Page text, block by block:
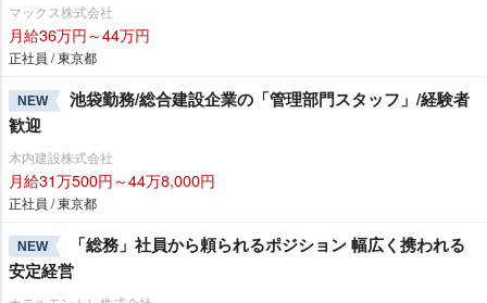
マックス株式会社
月給36万円～44万円
正社員 / 東京都
NEW
池袋勤務/総合建設企業の「管理部門スタッフ」/経験者
歓迎
木内建設株式会社
月給31万500円～44万8,000円
正社員 / 東京都
NEW
「総務」社員から頼られるポジション 幅広く携われる
安定経営